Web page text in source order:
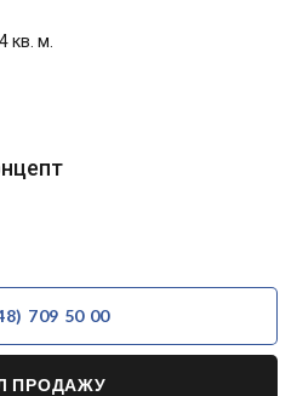
кв. м.
709 50 00
ПРОДАЖУ